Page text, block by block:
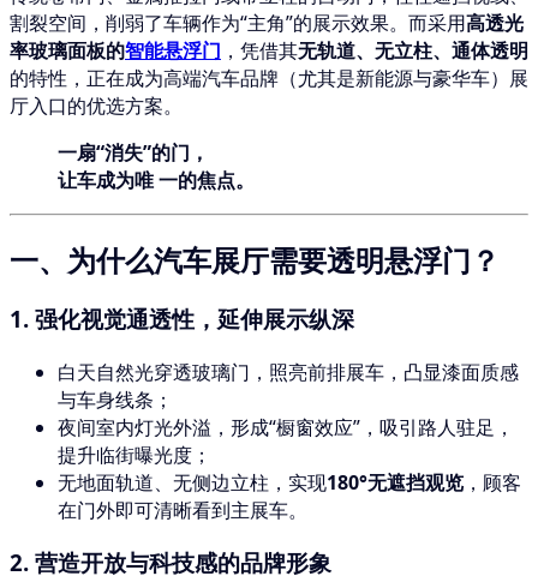
割裂空间，削弱了车辆作为“主角”的展示效果。而采用高透光
率玻璃面板的智能悬浮门 ，凭借其无轨道、无立柱、通体透明
的特性，正在成为高端汽车品牌（尤其是新能源与豪华车）展
厅入口的优选方案。
一扇“消失”的门，
让车成为唯 一的焦点。
一、为什么汽车展厅需要透明悬浮门？
1. 强化视觉通透性，延伸展示纵深
白天自然光穿透玻璃门，照亮前排展车，凸显漆面质感
与车身线条；
夜间室内灯光外溢，形成“橱窗效应”，吸引路人驻足，
提升临街曝光度；
无地面轨道、无侧边立柱，实现180°无遮挡观览 ，顾客
在门外即可清晰看到主展车。
2. 营造开放与科技感的品牌形象